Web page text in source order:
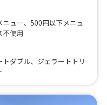
ニュー、 500円以下メニュ
不使用
ダブル、ジェラートトリ